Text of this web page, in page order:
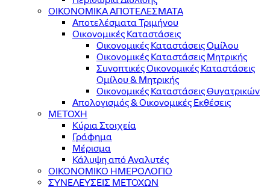
ΟΙΚΟΝΟΜΙΚΑ ΑΠΟΤΕΛΕΣΜΑΤΑ
Αποτελέσματα Τριμήνου
Οικονομικές Καταστάσεις
Οικονομικές Καταστάσεις Ομίλου
Οικονομικές Καταστάσεις Μητρικής
Συνοπτικές Οικονομικές Καταστάσεις
Ομίλου & Μητρικής
Οικονομικές Καταστάσεις Θυγατρικών
Απολογισμός & Οικονομικές Εκθέσεις
ΜΕΤΟΧΗ
Κύρια Στοιχεία
Γράφημα
Μέρισμα
Κάλυψη από Αναλυτές
ΟΙΚΟΝΟΜΙΚΟ ΗΜΕΡΟΛΟΓΙΟ
ΣΥΝΕΛΕΥΣΕΙΣ ΜΕΤΟΧΩΝ